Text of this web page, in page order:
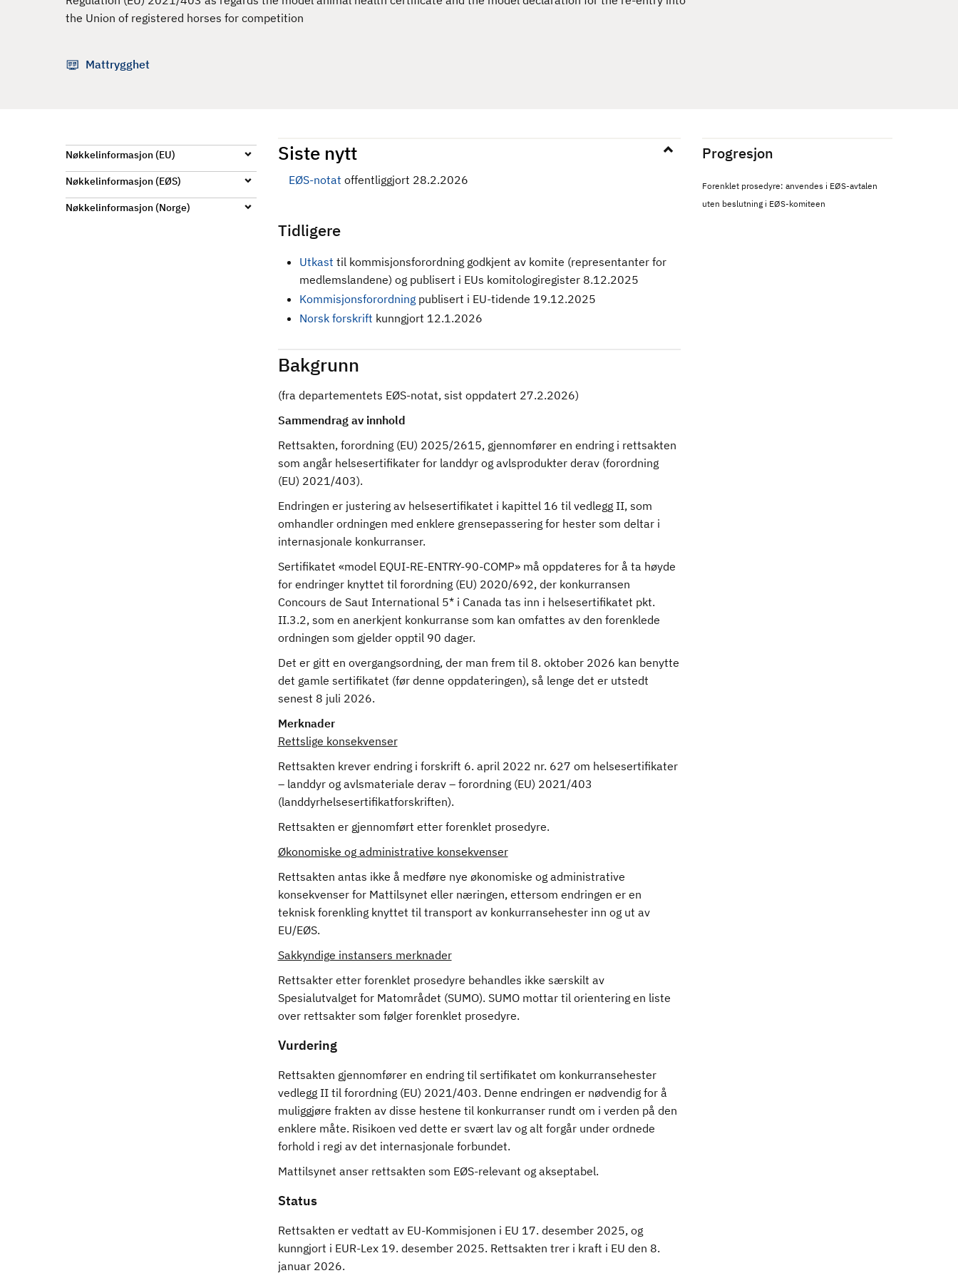
the Union of registered horses for competition
Mattrygghet
Nøkkelinformasjon (EU)
Nøkkelinformasjon (EØS)
Nøkkelinformasjon (Norge)
Siste nytt
EØS-notat offentliggjort 28.2.2026
Tidligere
Utkast til kommisjonsforordning godkjent av komite (representanter for
medlemslandene) og publisert i EUs komitologiregister 8.12.2025
Kommisjonsforordningpublisert i EU-tidende 19.12.2025
Norsk forskrift kunngjort 12.1.2026
Bakgrunn
(fra departementets EØS-notat, sist oppdatert 27.2.2026)
Sammendrag av innhold
Rettsakten, forordning (EU) 2025/2615, gjennomfører en endring i rettsakten
som angår helsesertifikater for landdyr og avlsprodukter derav (forordning
(EU) 2021/403).
Endringen er justering av helsesertifikatet i kapittel 16 til vedlegg II, som
omhandler ordningen med enklere grensepassering for hester som deltar i
internasjonale konkurranser.
Sertifikatet «model EQUI-RE-ENTRY-90-COMP» må oppdateres for å ta høyde
for endringer knyttet til forordning (EU) 2020/692, der konkurransen
Concours de Saut International 5* i Canada tas inn i helsesertifikatet pkt.
II.3.2, som en anerkjent konkurranse som kan omfattes av den forenklede
ordningen som gjelder opptil 90 dager.
Det er gitt en overgangsordning, der man frem til 8. oktober 2026 kan benytte
det gamle sertifikatet (før denne oppdateringen), så lenge det er utstedt
senest 8 juli 2026.
Merknader
Rettslige konsekvenser
Rettsakten krever endring i forskrift 6. april 2022 nr. 627 om helsesertifikater
– landdyr og avlsmateriale derav – forordning (EU) 2021/403
(landdyrhelsesertifikatforskriften).
Rettsakten er gjennomført etter forenklet prosedyre.
Økonomiske og administrative konsekvenser
Rettsakten antas ikke å medføre nye økonomiske og administrative
konsekvenser for Mattilsynet eller næringen, ettersom endringen er en
teknisk forenkling knyttet til transport av konkurransehester inn og ut av
EU/EØS.
Sakkyndige instansers merknader
Rettsakter etter forenklet prosedyre behandles ikke særskilt av
Spesialutvalget for Matområdet (SUMO). SUMO mottar til orientering en liste
over rettsakter som følger forenklet prosedyre.
Vurdering
Rettsakten gjennomfører en endring til sertifikatet om konkurransehester
vedlegg II til forordning (EU) 2021/403. Denne endringen er nødvendig for å
muliggjøre frakten av disse hestene til konkurranser rundt om i verden på den
enklere måte. Risikoen ved dette er svært lav og alt forgår under ordnede
forhold i regi av det internasjonale forbundet.
Mattilsynet anser rettsakten som EØS-relevant og akseptabel.
Status
Rettsakten er vedtatt av EU-Kommisjonen i EU 17. desember 2025, og
kunngjort i EUR-Lex 19. desember 2025. Rettsakten trer i kraft i EU den 8.
januar 2026.
Progresjon
Forenklet prosedyre: anvendes i EØS-avtalen
uten beslutning i EØS-komiteen